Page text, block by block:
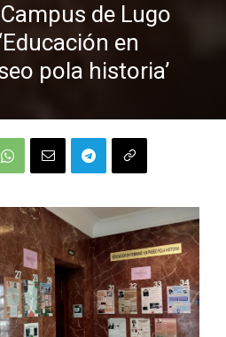
de Lugo
en
pola historia’